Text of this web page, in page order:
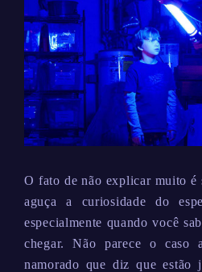
O fato de não explicar muito é
aguça a curiosidade do
especialmente quando você
chegar. Não parece o caso
namorado que diz que estão